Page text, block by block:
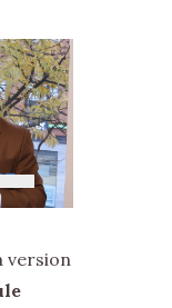
version